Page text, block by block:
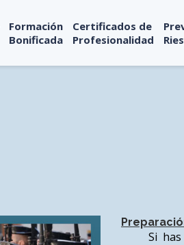
Formación
Bonificada
Certificados de
Profesionalidad
Si has